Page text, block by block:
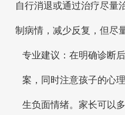
自行消退或通过治疗尽量
制病情，减少反复，但尽
专业建议：在明确诊断
案，同时注意孩子的心
生负面情绪。家长可以